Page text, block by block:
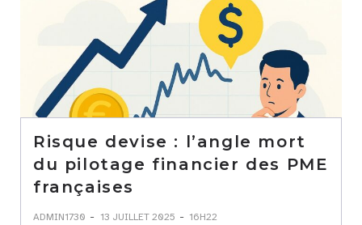
Risque devise : l’angle mort
du pilotage financier des PME
françaises
ADMIN1730 - 13 JUILLET 2025 - 16H22